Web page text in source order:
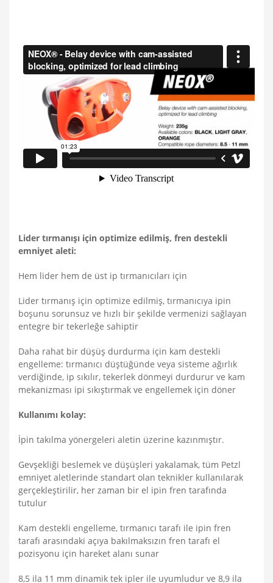
Lider tırmanışı için optimize edilmiş, fren destekli
emniyet aleti:
Hem lider hem de üst ip tırmanıcıları için
Lider tırmanış için optimize edilmiş, tırmanıcıya ipin
boşunu sorunsuz ve hızlı bir şekilde vermenizi sağlayan
entegre bir tekerleğe sahiptir
Daha rahat bir düşüş durdurma için kam destekli
engelleme: tırmanıcı düştüğünde veya sisteme ağırlık
verdiğinde, ip sıkılır, tekerlek dönmeyi durdurur ve kam
mekanizması ipi sıkıştırmak ve engellemek için döner
Kullanımı kolay:
İpin takılma yönergeleri aletin üzerine kazınmıştır.
Gevşekliği beslemek ve düşüşleri yakalamak, tüm Petzl
emniyet aletlerinde standart olan teknikler kullanılarak
gerçekleştirilir, her zaman bir el ipin fren tarafında
tutulur
Kam destekli engelleme, tırmanıcı tarafı ile ipin fren
tarafı arasındaki açıya bakılmaksızın fren tarafı el
pozisyonu için hareket alanı sunar
8,5 ila 11 mm dinamik tek ipler ile uyumludur ve 8,9 ila